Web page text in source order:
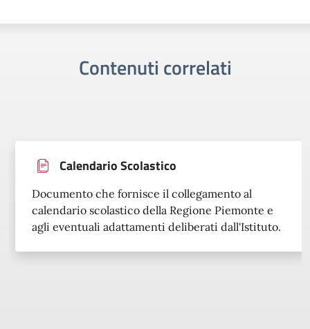
Contenuti correlati
Calendario Scolastico
Documento che fornisce il collegamento al
calendario scolastico della Regione Piemonte e
agli eventuali adattamenti deliberati dall'Istituto.